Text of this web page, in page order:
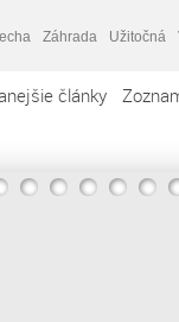
Záhrada Užitočná
články